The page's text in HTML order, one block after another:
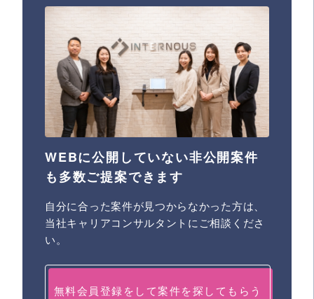
WEBに公開していない非公開案件
も多数ご提案できます
自分に合った案件が見つからなかった方は、
当社キャリアコンサルタントにご相談くださ
い。
無料会員登録をして案件を探してもらう